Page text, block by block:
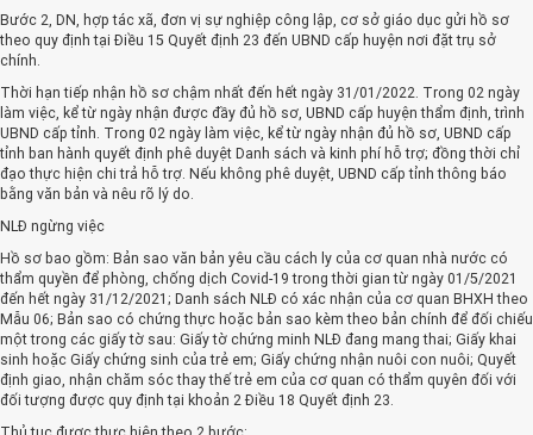
Bước 2, DN, hợp tác xã, đơn vị sự nghiệp công lập, cơ sở giáo dục gửi hồ sơ
theo quy định tại Điều 15 Quyết định 23 đến UBND cấp huyện nơi đặt trụ sở
chính.
Thời hạn tiếp nhận hồ sơ chậm nhất đến hết ngày 31/01/2022. Trong 02 ngày
làm việc, kể từ ngày nhận được đầy đủ hồ sơ, UBND cấp huyện thẩm định, trình
UBND cấp tỉnh. Trong 02 ngày làm việc, kể từ ngày nhận đủ hồ sơ, UBND cấp
tỉnh ban hành quyết định phê duyệt Danh sách và kinh phí hỗ trợ; đồng thời chỉ
đạo thực hiện chi trả hỗ trợ. Nếu không phê duyệt, UBND cấp tỉnh thông báo
bằng văn bản và nêu rõ lý do.
NLĐ ngừng việc
Hồ sơ bao gồm: Bản sao văn bản yêu cầu cách ly của cơ quan nhà nước có
thẩm quyền để phòng, chống dịch Covid-19 trong thời gian từ ngày 01/5/2021
đến hết ngày 31/12/2021; Danh sách NLĐ có xác nhận của cơ quan BHXH theo
Mẫu 06; Bản sao có chứng thực hoặc bản sao kèm theo bản chính để đối chiếu
một trong các giấy tờ sau: Giấy tờ chứng minh NLĐ đang mang thai; Giấy khai
sinh hoặc Giấy chứng sinh của trẻ em; Giấy chứng nhận nuôi con nuôi; Quyết
định giao, nhận chăm sóc thay thế trẻ em của cơ quan có thẩm quyên đối với
đối tượng được quy định tại khoản 2 Điều 18 Quyết định 23.
Thủ tục được thực hiện theo 2 bước: